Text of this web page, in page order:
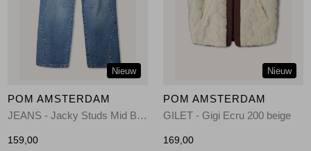
Jassen
Schoenen
Nieuw
POM AMSTERDAM
JEANS - Jacky Studs Mid Blue 650 blue
159,00
Nieuw
POM AMSTERDAM
GILET - Gigi Ecru 200 beige
169,00